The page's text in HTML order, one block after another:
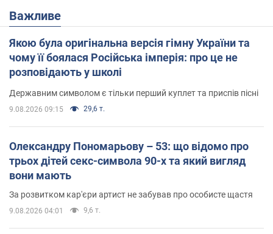
Важливе
Якою була оригінальна версія гімну України та
чому її боялася Російська імперія: про це не
розповідають у школі
Державним символом є тільки перший куплет та приспів пісні
9.08.2026 09:15 29,6 т.
Олександру Пономарьову – 53: що відомо про
трьох дітей секс-символа 90-х та який вигляд
вони мають
За розвитком кар'єри артист не забував про особисте щастя
9.08.2026 04:01 9,6 т.